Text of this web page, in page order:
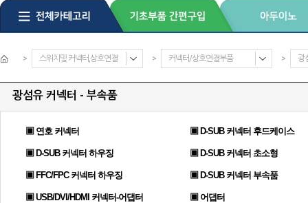
> 스위치및 커넥터,상호연결 > 커넥터/상호연결부품 > 광
광섬유 커넥터 - 부속품
▣ 연호 커넥터 ▣ D-SUB 커넥터 후드케이스
▣ D-SUB 커넥터 하우징 ▣ D-SUB 커넥터 초소형
▣ FFC/FPC 커넥터 하우징 ▣ D-SUB 커넥터 부속품
▣ USB/DVI/HDMI 커넥터-어댑터 ▣ 어댑터